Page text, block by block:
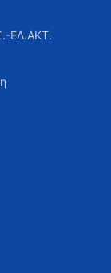
ΕΛ.ΑΚΤ.